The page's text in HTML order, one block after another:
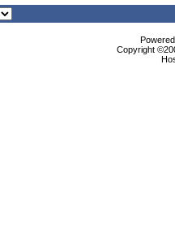
Copyright